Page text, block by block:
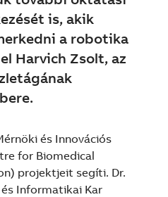
is, akik
a robotika
Harvich Zsolt, az
és Innovációs
for Biomedical
projektjeit segíti. Dr.
Informatikai Kar